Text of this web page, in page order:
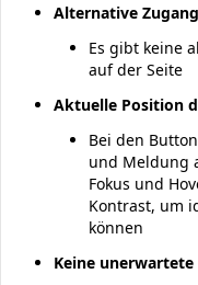
Alternative
Es gibt keine
auf der Seite
Aktuelle Position
Bei den
und Meldung
Fokus und
Kontrast, um
können
Keine